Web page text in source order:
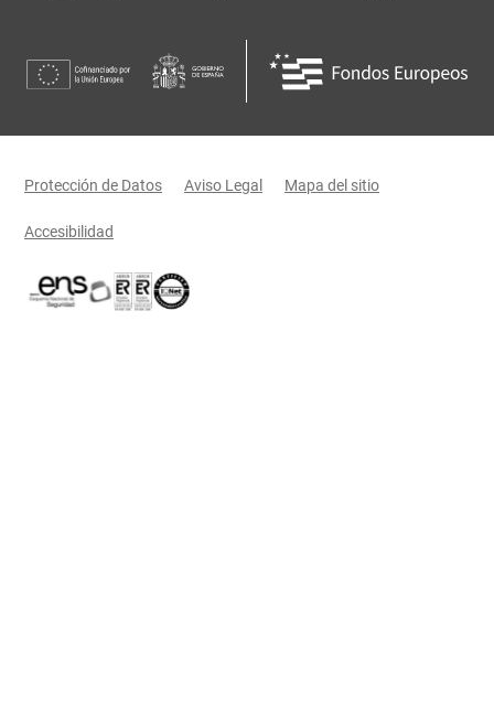
Menú legal
Protección de Datos Aviso Legal Mapa del sitio
Accesibilidad